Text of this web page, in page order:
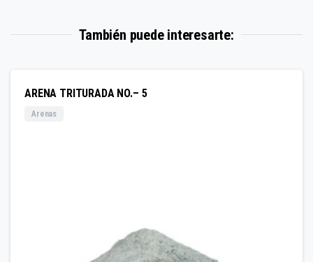
También puede interesarte:
ARENA TRITURADA NO.– 5
Arenas